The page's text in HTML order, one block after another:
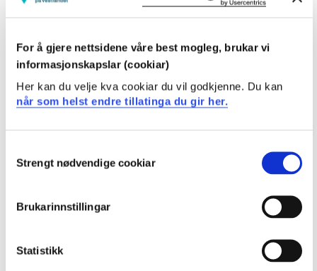
For å gjere nettsidene våre best mogleg, brukar vi
informasjonskapslar (cookiar)
Her kan du velje kva cookiar du vil godkjenne. Du kan
når som helst endre tillatinga du gir her.
Selection
Strengt nødvendige cookiar
Brukarinnstillingar
Statistikk
Etiske dilemma og konfliktområde i praksis
Makt, hjelp og krenking i psykososialt arbeid med
barn og ungdom
Etter fullført emne har/ kan kandidaten
kritisk og etisk refleksjon i praksis.
inngåande kunnskap om faglege problemstillingar